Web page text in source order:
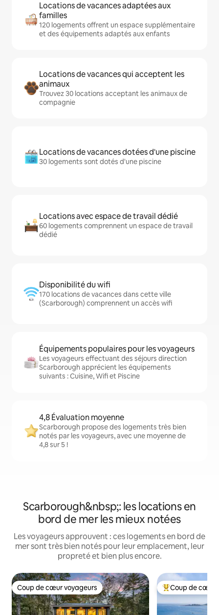
Locations de vacances adaptées aux
familles
120 logements offrent un espace supplémentaire
et des équipements adaptés aux enfants
Locations de vacances qui acceptent les
animaux
Trouvez 30 locations acceptant les animaux de
compagnie
Locations de vacances dotées d'une piscine
30 logements sont dotés d'une piscine
Locations avec espace de travail dédié
60 logements comprennent un espace de travail
dédié
Disponibilité du wifi
170 locations de vacances dans cette ville
(Scarborough) comprennent un accès wifi
Équipements populaires pour les voyageurs
Les voyageurs effectuant des séjours direction
Scarborough apprécient les équipements
suivants : Cuisine, Wifi et Piscine
4,8 Évaluation moyenne
Scarborough propose des logements très bien
notés par les voyageurs, avec une moyenne de
4,8 sur 5 !
Scarborough&nbsp;: les locations en
bord de mer les mieux notées
Les voyageurs approuvent : ces logements en bord de
mer sont très bien notés pour leur emplacement, leur
propreté et bien plus encore.
Coup de cœur voyageurs
Coup de cœur voyageurs Coups de cœur
Coup de cœur